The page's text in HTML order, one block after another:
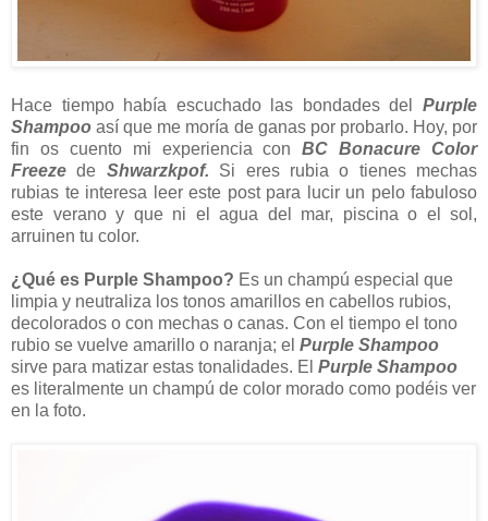
Hace tiempo había escuchado las bondades del Purple
Shampoo así que me moría de ganas por probarlo. Hoy, por
fin os cuento mi experiencia conBC Bonacure Color
Freezede Shwarzkpof. Si eres rubia o tienes mechas
rubias te interesa leer este post para lucir un pelo fabuloso
este verano y que ni el agua del mar, piscina o el sol,
arruinen tu color.
¿Qué es Purple Shampoo? Es un champú especial que
limpia y neutraliza los tonos amarillos en cabellos rubios,
decolorados o con mechas o canas. Con el tiempo el tono
rubio se vuelve amarillo o naranja; el Purple Shampoo
sirve para matizar estas tonalidades. El Purple Shampoo
es literalmente un champú de color morado como podéis ver
en la foto.